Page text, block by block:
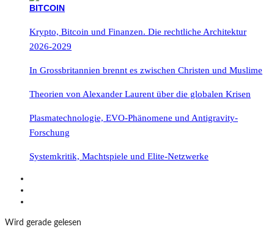
Krypto, Bitcoin und Finanzen. Die rechtliche Architektur
2026-2029
In Grossbritannien brennt es zwischen Christen und Muslime
Theorien von Alexander Laurent über die globalen Krisen
Plasmatechnologie, EVO-Phänomene und Antigravity-
Forschung
Systemkritik, Machtspiele und Elite-Netzwerke
Wird gerade gelesen